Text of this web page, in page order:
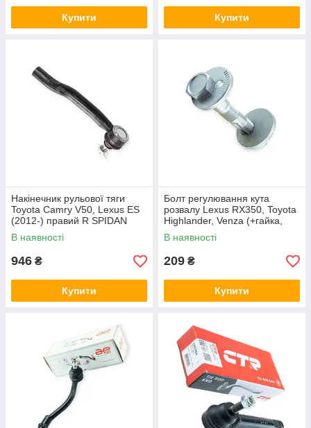
Купити Купити
Накінечник рульової тяги
Toyota Camry V50, Lexus ES
(2012-) правий R SPIDAN
В наявності
946 ₴
Купити
Болт регулювання кута
розвалу Lexus RX350, Toyota
Highlander, Venza (+гайка,
шайба) Walline
В наявності
209 ₴
Купити